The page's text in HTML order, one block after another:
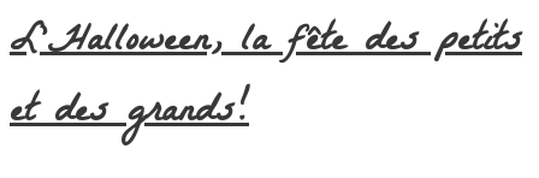
L’Halloween, la fête des petits
et des grands!